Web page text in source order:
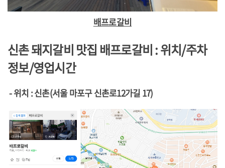
배프로갈비
신촌 돼지갈비 맛집 배프로갈비: 위치/주차
정보/영업시간
- 위치 : 신촌(서울 마포구 신촌로12가길 17)